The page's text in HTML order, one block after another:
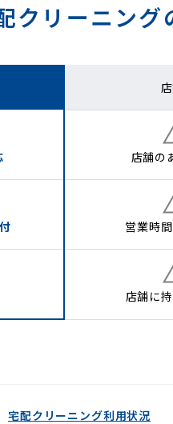
クリーニング
店舗の
営業時
店舗に
宅配クリーニング利用状況